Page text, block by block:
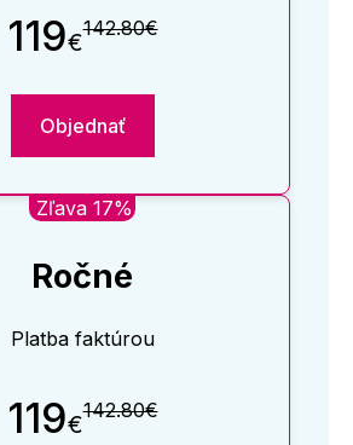
119€142.80€
Objednať
Zľava 17%
Ročné
Platba faktúrou
119€142.80€